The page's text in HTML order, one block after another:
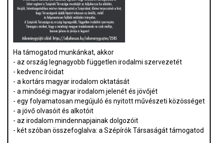
Ha támogatod munkánkat, akkor
- az ország legnagyobb független irodalmi szervezetét
- kedvenc íróidat
- a kortárs magyar irodalom oktatását
- a minőségi magyar irodalom jelenét és jövőjét
- egy folyamatosan megújuló és nyitott művészeti közösséget
- a jövő olvasóit és alkotóit
- az irodalom mindennapjainak dolgozóit
- két szóban összefoglalva: a Szépírók Társaságát támogatod